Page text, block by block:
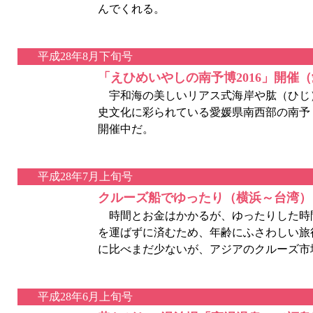
んでくれる。
平成28年8月下旬号
「えひめいやしの南予博2016」開催
宇和海の美しいリアス式海岸や肱（ひ
史文化に彩られている愛媛県南西部の南
開催中だ。
平成28年7月上旬号
クルーズ船でゆったり（横浜～台湾）
時間とお金はかかるが、ゆったりした
を運ばずに済むため、年齢にふさわしい
に比べまだ少ないが、アジアのクルーズ
平成28年6月上旬号